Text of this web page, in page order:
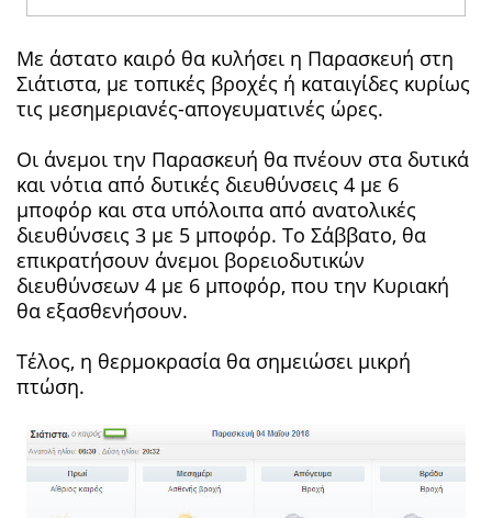
Με άστατο καιρό θα κυλήσει η Παρασκευή στη
Σιάτιστα, με τοπικές βροχές ή καταιγίδες κυρίως
τις μεσημεριανές-απογευματινές ώρες.
Οι άνεμοι την Παρασκευή θα πνέουν στα δυτικά
και νότια από δυτικές διευθύνσεις 4 με 6
μποφόρ και στα υπόλοιπα από ανατολικές
διευθύνσεις 3 με 5 μποφόρ. Το Σάββατο, θα
επικρατήσουν άνεμοι βορειοδυτικών
διευθύνσεων 4 με 6 μποφόρ, που την Κυριακή
θα εξασθενήσουν.
Τέλος, η θερμοκρασία θα σημειώσει μικρή
πτώση.